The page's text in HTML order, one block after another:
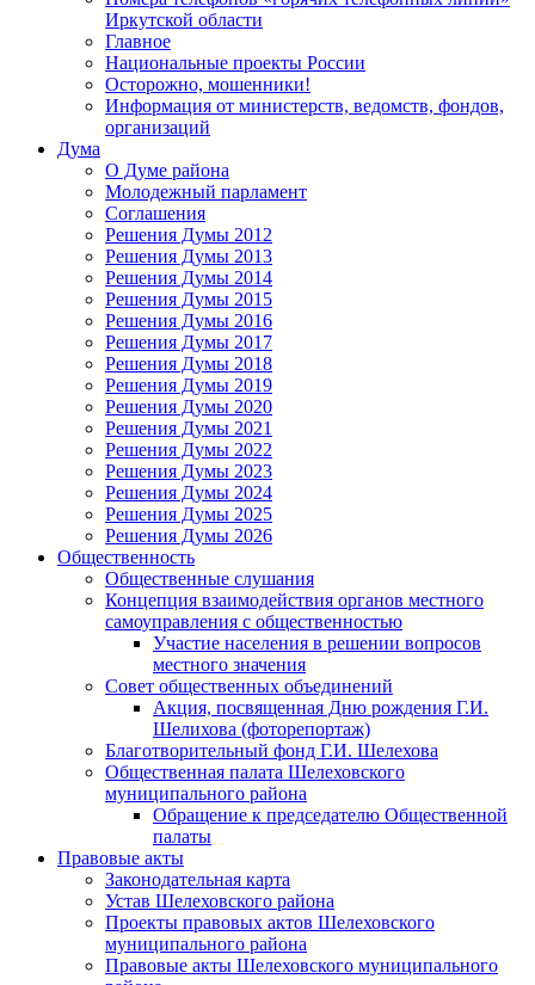
Иркутской области
Главное
Национальные проекты России
Осторожно, мошенники!
Информация от министерств, ведомств, фондов,
организаций
Дума
О Думе района
Молодежный парламент
Соглашения
Решения Думы 2012
Решения Думы 2013
Решения Думы 2014
Решения Думы 2015
Решения Думы 2016
Решения Думы 2017
Решения Думы 2018
Решения Думы 2019
Решения Думы 2020
Решения Думы 2021
Решения Думы 2022
Решения Думы 2023
Решения Думы 2024
Решения Думы 2025
Решения Думы 2026
Общественность
Общественные слушания
Концепция взаимодействия органов местного
самоуправления с общественностью
Участие населения в решении вопросов
местного значения
Совет общественных объединений
Акция, посвященная Дню рождения Г.И.
Шелихова (фоторепортаж)
Благотворительный фонд Г.И. Шелехова
Общественная палата Шелеховского
муниципального района
Обращение к председателю Общественной
палаты
Правовые акты
Законодательная карта
Устав Шелеховского района
Проекты правовых актов Шелеховского
муниципального района
Правовые акты Шелеховского муниципального